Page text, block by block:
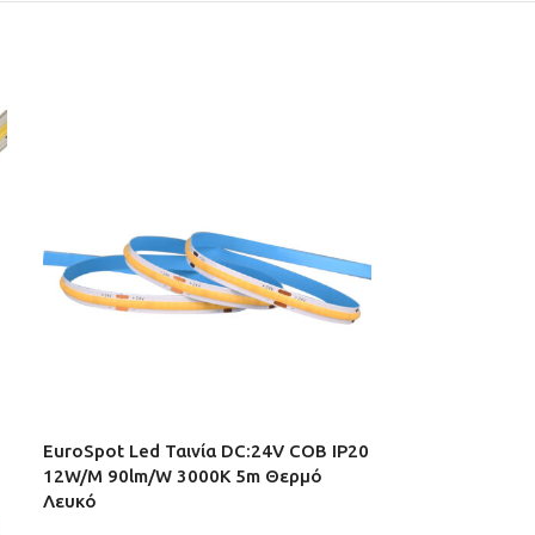
EuroSpot Led Ταινία DC:24V COB IP20
12W/M 90lm/W 3000K 5m Θερμό
Λευκό